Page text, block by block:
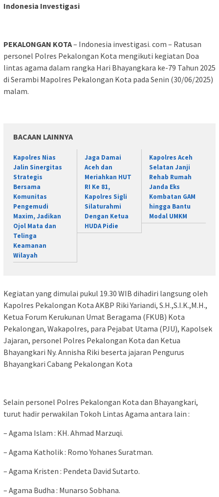
Indonesia Investigasi
PEKALONGAN KOTA– Indonesia investigasi. com – Ratusan
personel Polres Pekalongan Kota mengikuti kegiatan Doa
lintas agama dalam rangka Hari Bhayangkara ke-79 Tahun 2025
di Serambi Mapolres Pekalongan Kota pada Senin (30/06/2025)
malam.
BACAAN LAINNYA
Kapolres Nias
Jalin Sinergitas
Strategis
Bersama
Komunitas
Pengemudi
Maxim, Jadikan
Ojol Mata dan
Telinga
Keamanan
Wilayah
Jaga Damai
Aceh dan
Meriahkan HUT
RI Ke 81,
Kapolres Sigli
Silaturahmi
Dengan Ketua
HUDA Pidie
Kapolres Aceh
Selatan Janji
Rehab Rumah
Janda Eks
Kombatan GAM
hingga Bantu
Modal UMKM
Kegiatan yang dimulai pukul 19.30 WIB dihadiri langsung oleh
Kapolres Pekalongan Kota AKBP Riki Yariandi, S.H.,S.I.K.,M.H.,
Ketua Forum Kerukunan Umat Beragama (FKUB) Kota
Pekalongan, Wakapolres, para Pejabat Utama (PJU), Kapolsek
Jajaran, personel Polres Pekalongan Kota dan Ketua
Bhayangkari Ny. Annisha Riki beserta jajaran Pengurus
Bhayangkari Cabang Pekalongan Kota
Selain personel Polres Pekalongan Kota dan Bhayangkari,
turut hadir perwakilan Tokoh Lintas Agama antara lain :
– Agama Islam : KH. Ahmad Marzuqi.
– Agama Katholik : Romo Yohanes Suratman.
– Agama Kristen : Pendeta David Sutarto.
– Agama Budha : Munarso Sobhana.